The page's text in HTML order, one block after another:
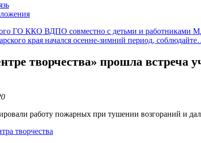
ГО ККО ВДПО совместно с детьми и
края начался осенне-зимний период,
творчества» прошла встреча
работу пожарных при тушении возгораний и